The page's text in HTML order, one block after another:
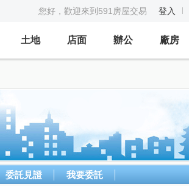
您好，歡迎來到591房屋交易 登入
土地 店面 辦公 廠房
委託見證 我要委託